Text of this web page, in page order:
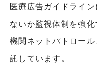
医療広告ガイドライン
ないか監視体制を強
機関ネットパトロー
託しています。